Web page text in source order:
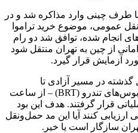
طرف چینی وارد مذاکره شد و در
عمومی، موضوع خرید تراموا
انجام شده، توافق شد دو رام
از چین به تهران منتقل شود
آزمایش قرار گیرد.
از 22 بهمن سال گذشته در مسیر آزادی تا
تهرانپارس – همان محور ویژه اتوبوس‌های تندرو (BRT) – از ساعت
عملیاتی قرار گرفتند. هدف این بود
کنند آیا این مد حمل‌ونقل
سازگار است یا خیر.